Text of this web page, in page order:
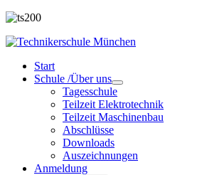
Start
Schule /Über uns
Tagesschule
Teilzeit Elektrotechnik
Teilzeit Maschinenbau
Abschlüsse
Downloads
Auszeichnungen
Anmeldung